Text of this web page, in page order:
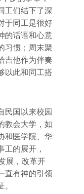
工们结下了深
于同工是很好
的话语和心意
习惯；周末聚
吉他作为伴奏
以此和同工搭
民国以来校园
教会大学，如
和医学院、华
工的展开，
展，改革开
直有神的引领